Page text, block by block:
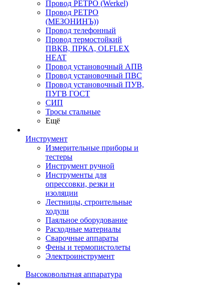
Провод РЕТРО (Werkel)
Провод РЕТРО
(МЕЗОНИНЪ))
Провод телефонный
Провод термостойкий
ПВКВ, ПРКА, OLFLEX
HEAT
Провод установочный АПВ
Провод установочный ПВС
Провод установочный ПУВ,
ПУГВ ГОСТ
СИП
Тросы стальные
Ещё
Инструмент
Измерительные приборы и
тестеры
Инструмент ручной
Инструменты для
опрессовки, резки и
изоляции
Лестницы, строительные
ходули
Паяльное оборудование
Расходные материалы
Сварочные аппараты
Фены и термопистолеты
Электроинструмент
Высоковольтная аппаратура